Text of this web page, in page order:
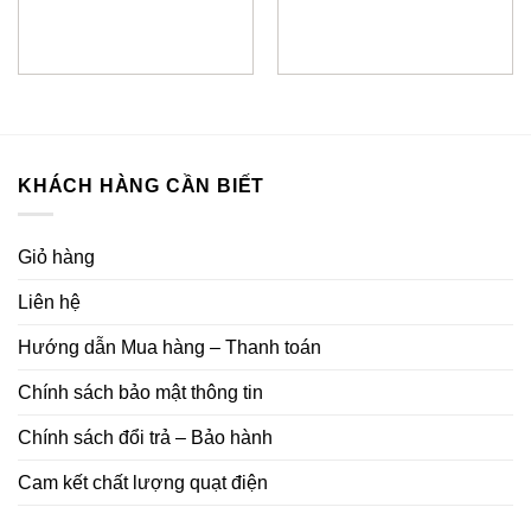
KHÁCH HÀNG CẦN BIẾT
Giỏ hàng
Liên hệ
Hướng dẫn Mua hàng – Thanh toán
Chính sách bảo mật thông tin
Chính sách đổi trả – Bảo hành
Cam kết chất lượng quạt điện